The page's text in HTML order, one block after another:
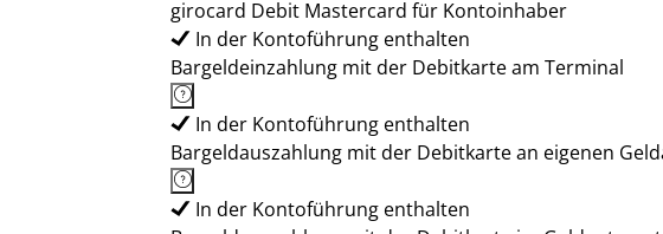
girocard Debit Mastercard für Kontoinhaber
In der Kontoführung enthalten
Bargeldeinzahlung mit der Debitkarte am Terminal
In der Kontoführung enthalten
Bargeldauszahlung mit der Debitkarte an eigenen
In der Kontoführung enthalten